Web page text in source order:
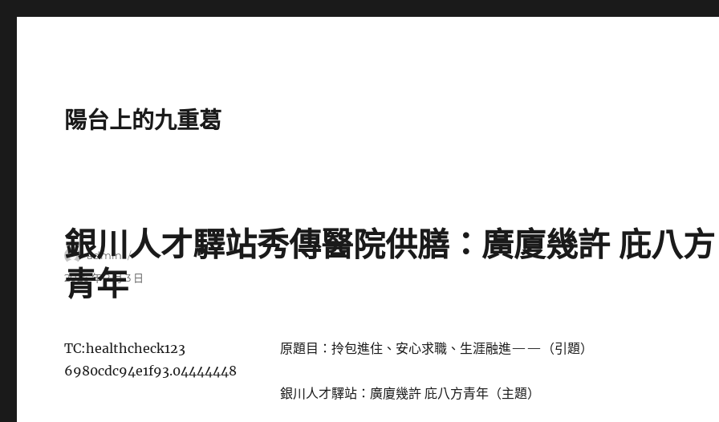
陽台上的九重葛
銀川人才驛站秀傳醫院供膳：廣廈幾許 庇八方
青年
原題目：拎包進住、安心求職、生涯融進——（引題）
銀川人才驛站：廣廈幾許 庇八方青年（主題）
TC:healthcheck123
6980cdc94e1f93.04444448
作
者
admin
發
佈
2026 年 2 月 3 日